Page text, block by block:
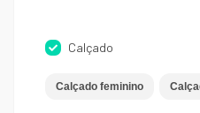
Calçado
Calçado feminino